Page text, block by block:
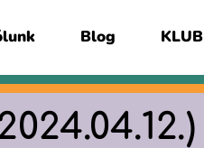
Blog KLUB